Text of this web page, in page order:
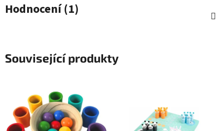
Hodnocení (1)
Související produkty